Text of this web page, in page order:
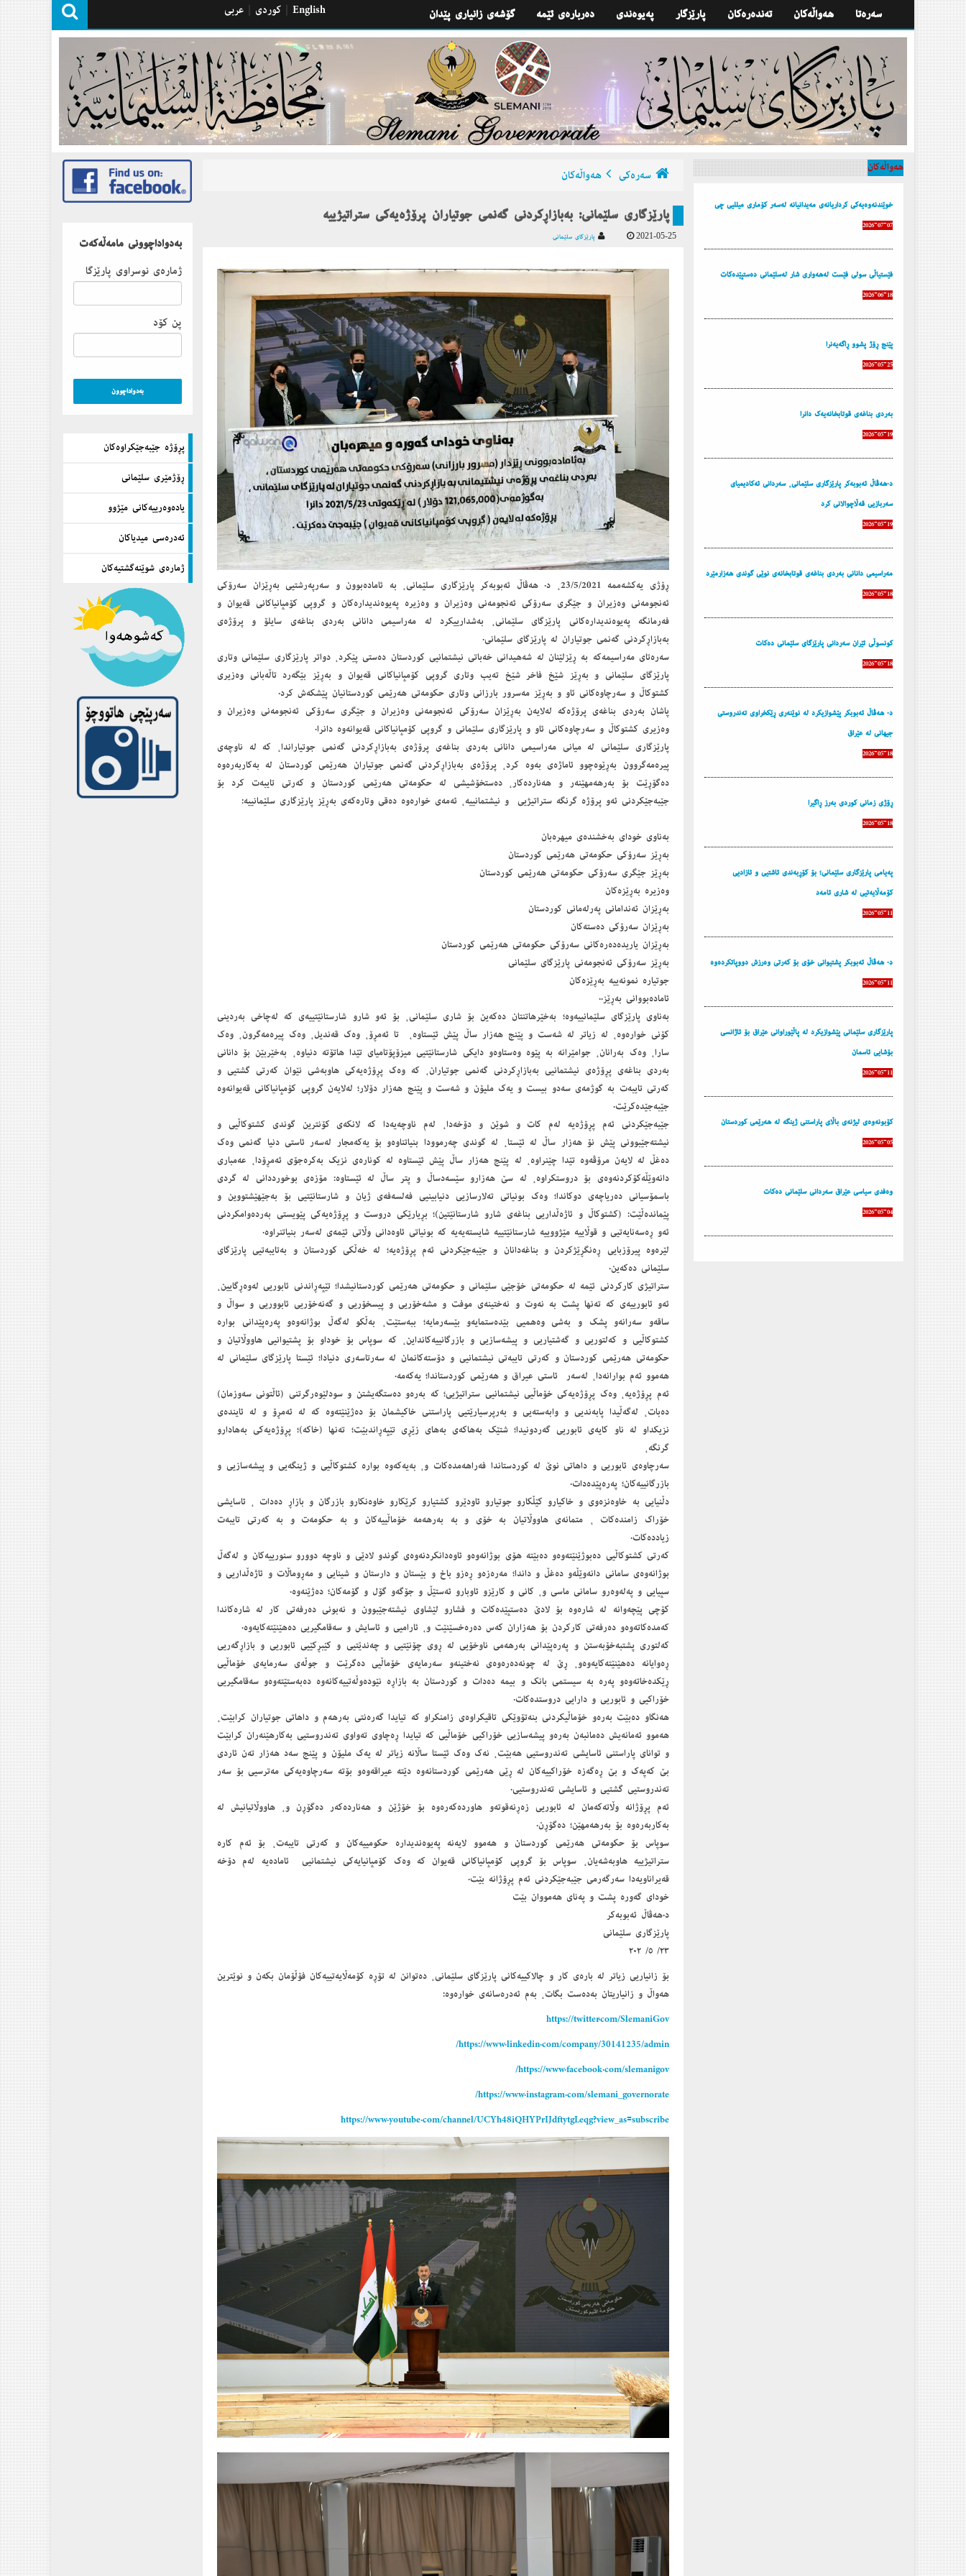
كوردی عربی English گۆشه‌ی زانیاری پێدان په‌یوه‌ندی پارێزگار تەندەرەكان هه‌واڵه‌كان سه‌ره‌تا
بەدواداچوونى مامەڵەكەت
ژمارەى نوسراوى پارێزگا
پن كۆد
پڕۆژه‌ جێبه‌جێكراوه‌كان
ڕۆژمێری سلێمانی
یاده‌وه‌رییه‌كانی مێژوو
ئه‌دره‌سی میدیاكان
ژماره‌ی شوێنه‌گشتیه‌كان
سه‌ره‌كی هه‌واڵه‌كان
پارێزگاری سلێمانی: بەبازاڕكردنی گەنمی جوتیاران پرۆژەیەكی ستراتیژییە
2021-05-25
ڕۆژی یەكشەممە 23/5/2021، د. هەڤاڵ ئەبوبەكر پارێزگاری سلێمانی، بە ئامادەبوون و سەرپەرشتیی بەڕێزان سەرۆكی
ئەنجومەنی وەزیران و جێگری سەرۆكی ئەنجومەنی وەزیران و وەزیرە پەیوەندیدارەكان و گروپی كۆمپانیاكانی قەیوان و
فەرمانگە پەیوەندیدارەكانی پارێزگای سلێمانی، بەشدارییكرد لە مەراسیمی دانانی بەردی بناغەی سایلۆ و پرۆژەی
بەبازاڕكردنی گەنمی جوتیاران لە پارێزگای سلێمانی.
سەرەتای مەراسیمەكە بە ڕێزلێنان لە شەهیدانی خەباتی نیشتمانیی كوردستان دەستی پێكرد، دواتر پارێزگاری سلێمانی وتاری
پارێزگای سلێمانی و بەڕێز شێخ فاخر شێخ تەیب وتاری گروپی كۆمپانیاكانی قەیوان و بەڕێز بێگەرد تاڵەبانی وەزیری
كشتوكاڵ و سەرچاوەكانی ئاو و بەڕێز مەسرور بارزانی وتاری حكومەتی هەرێمی كوردستانیان پێشكەش كرد.
پاشان بەردی بناغەی پرۆژەكە لەلایەن بەڕێزان سەرۆكی ئەنجومەنی وەزیران و جێگری سەرۆكی ئەنجومەنی وەزیران و
وەزیری كشتوكاڵ و سەرچاوەكانی ئاو و پارێزگاری سلێمانی و گروپی كۆمپانیاكانی قەیوانەوە دانرا.
پارێزگاری سلێمانی لە میانی مەراسیمی دانانی بەردی بناغەی پرۆژەی بەبازاڕكردنی گەنمی جوتیاراندا، كە لە ناوچەی
پیرەمەگروون بەڕێوەچوو ئاماژەی بەوە كرد، پرۆژەی بەبازاڕكردنی گەنمی جوتیاران هەرێمی كوردستان لە بەكاربەرەوە
دەگۆڕێت بۆ بەرهەمهێنەر ‌و هەناردەكار، دەستخۆشیشی لە حكومەتی هەرێمی كوردستان ‌و كەرتی تایبەت كرد بۆ
جێبەجێكردنی ئەو پرۆژە گرنگە ستراتیژیی ‌و نیشتمانییە، ئەمەی خوارەوە دەقی وتارەكەی بەڕێز پارێزگاری سلێمانییە:
بەناوی خودای بەخشندەی میهرەبان
بەڕێز سەرۆكی حكومەتی هەرێمی كوردستان
بەڕێز جێگری سەرۆكی حكومەتی هەرێمی كوردستان
وەزیرە بەڕێزەكان
بەڕێزان ئەندامانی پەرلەمانی كوردستان
بەڕێزان سەرۆكی دەستەكان
بەڕێزان یاریدەدەرەكانی سەرۆكی حكومەتی هەرێمی كوردستان
بەڕێز سەرۆكی ئەنجومەنی پارێزگای سلێمانی
جوتیارە نمونەییە بەڕێزەكان
ئامادەبووانی بەڕێز..
‎بەناوی پارێزگای سلێمانییەوە؛ بەخێرهاتنتان دەكەین بۆ شاری سلێمانی، بۆ ئەو شارو شارستانێتییەی كە لەچاخی بەردینی
كۆنی خوارەوە، لە زیاتر لە شەست و پێنج هەزار ساڵ پێش ئێستاوە، تا ئەمڕۆ، وەك قەندیل، وەك پیرەمەگرون، وەك
سارا، وەك بەرانان، جوامێرانە بە پێوە وەستاوەو دایكی شارستانێتیی میزۆپۆتامیای تێدا هاتۆتە دنیاوە، بەخێربێن بۆ دانانی
بەردی بناغەی پڕۆژەی نیشتمانیی بەبازاڕكردنی گەنمی جوتیاران، كە وەك پڕۆژەیەكی هاوبەشی نێوان كەرتی گشتیی و
كەرتی تایبەت بە گوژمەی سەدو بیست و یەك ملیۆن و شەست و پێنج هەزار دۆلار؛ لەلایەن گروپی كۆمپانیاكانی قەیوانەوە
جێبەجێدەكرێت.
جێبەجێكردنی ئەم پڕۆژەیە لەم كات و شوێن و دۆخەدا، لەم ناوچەیەدا كە لانكەی كۆنترین گوندی كشتوكاڵیی و
نیشتەجێبوونی پێش نۆ هەزار ساڵ لە ئێستا، لە گوندی چەرموودا بنیاتناوەو بۆ یەكەمجار لەسەر ئاستی دنیا گەنمی وەك
دەغڵ لە لایەن مرۆڤەوە تێدا چێنراوە، لە پێنج هەزار ساڵ پێش ئێستاوە لە كونارەی نزیك بەكرەجۆی ئەمڕۆدا، عەمباری
دانەوێڵەكۆكردنەوەی بۆ دروستكراوە، لە سێ هەزارو سێسەدساڵ‌ و پتر ساڵ لە ئێستاوە: مۆزەی بوخورددانی لە گردی
باسمۆسیانی دەریاچەی دوكاندا؛ وەك بونیاتی تەلارسازیی دنیابینیی فەلسەفەی ژیان و شارستانێتیی بۆ بەجێهێشتووین و
پێماندەڵێت: (كشتوكاڵ و ئاژەڵداریی بناغەی شارو شارستانێتین)؛ بڕیارێكی دروست و پڕۆژەیەكی پێویستی بەردەوامكردنی
ئەو ڕەسەنایەتیی و قوڵاییە مێژووییە شارستانێتییە شایستەیەیە كە بونیاتی ئاوەدانی وڵاتی ئێمەی لەسەر بنیاتنراوە.
‎لێرەوە پیرۆزبایی ڕەنگڕێژكردن و بناغەدانان و جێبەجێكردنی ئەم پڕۆژەیە؛ لە خەڵكی كوردستان و بەتایبەتیی پارێزگای
سلێمانی دەكەین.
‎ستراتیژی كاركردنی ئێمە لە حكومەتی خۆجێی سلێمانی و حكومەتی هەرێمی كوردستانیشدا؛ تێپەڕاندنی ئابوریی لەوەڕگایین،
ئەو ئابورییەی كە تەنها پشت بە نەوت و نەختینەی موفت و مشەخۆریی و پیسخۆریی و گەنەخۆریی ئابووریی و سواڵ و
ساقەو سەرانەو پشك و بەشی وەهمیی بێدەستمایەو بێسەرمایە؛ ببەستێت، بەڵكو لەگەڵ بوژانەوەو پەرەپێدانی بوارە
كشتوكاڵیی و كەلتوریی و گەشتیاریی و پیشەسازیی و بازرگانییەكانداین، كە سوپاس بۆ خوداو بۆ پشتیوانیی هاووڵاتیان و
حكومەتی هەرێمی كوردستان و كەرتی تایبەتی نیشتمانیی و دۆستەكانمان لە سەرتاسەری دنیادا؛ ئێستا پارێزگای سلێمانی لە
هەموو ئەم بوارانەدا، لەسەر ‌ ئاستی عیراق و هەرێمی كوردستاندا؛ یەكەمە.
‎ئەم پڕۆژەیە، وەك پڕۆژەیەكی خۆماڵیی نیشتمانیی ستراتیژیی؛ كە بەرەو دەستگەیشتن و سودلێوەرگرتنی (ئاڵتونی سەوزمان)
دەبات، لەگەڵیدا پابەندیی و وابەستەیی و بەرپرسیارێتیی پاراستنی خاكیشمان بۆ دەژێنێتەوە كە لە ئەمڕۆ و لە ئایندەی
نزیكداو لە ناو كایەی ئابوریی گەردونیدا؛ شتێك بەهاكەی بەهای زێڕی تێپەڕاندبێت؛ تەنها (خاكە)؛ پڕۆژەیەكی بەهادارو
گرنگە،
‎سەرچاوەی ئابوریی و داهاتی نوێ لە كوردستاندا فەراهەمدەكات و، بەیەكەوە بوارە كشتوكاڵیی و ژینگەیی و پیشەسازیی و
بازرگانییەكان؛ پەرەپێدەدات.
‎دڵنیایی به خاوەنزەوی و خاكیارو كێڵكارو جوتیارو ئاودێرو كشتیارو كرێكارو خاوەنكارو بازرگان و بازاڕ دەدات ، ئاسایشی
خۆراك زامندەكات ، متمانەی هاووڵاتیان بە خۆی و بە بەرهەمە خۆماڵییەكان و بە حكومەت و بە كەرتی تایبەت
زیاددەكات.
‎كەرتی كشتوكاڵیی دەبوژێنێتەوەو دەبێتە هۆی بوژانەوەو ئاوەدانكردنەوەی گوندو لادێی و ناوچە دوورو سنورییەكان و لەگەڵ
بوژانەوەی سامانی دانەوێڵەو دەغڵ و داندا؛ مەرەزەو ڕەزو باخ و بێستان و دارستان و شینایی و مەڕوماڵات و ئاژەڵداریی و
سپیایی و پەلەوەرو سامانی ماسی و، كانی و كارێزو ئاوبارو ئەستێڵ و جۆگەو گۆل و گۆمەكان؛ دەژێنەوە.
‎كۆچی پێچەوانە لە شارەوە بۆ لادێ دەستپێدەكات و فشارو لێشاوی نیشتەجێبوون و نەبونی دەرفەتی كار لە شارەكاندا
كەمدەكاتەوەو دەرفەتی كاركردن بۆ هەزاران كەس دەرەخسێنێت و، ئارامیی و ئاسایش و سەقامگیریی دەهێنێتەكایەوە.
‎كەلتوری پشتبەخۆبەستن و پەرەپێدانی بەرهەمی ناوخۆیی لە ڕوی چۆنێتیی و چەندێتیی و كێبڕكێیی ئابوریی و بازاڕگەریی
ڕەوایانە دەهێنێتەكایەوەو، ڕێ لە چونەدەرەوەی نەختینەو سەرمایەی خۆماڵیی دەگرێت و جوڵەی سەرمایەی خۆماڵیی
ڕێكدەخاتەوەو پەرە بە سیستمی بانك و بیمە دەدات و كوردستان بە بازاڕە نێودەوڵەتییەكانەوە دەبەستێتەوەو سەقامگیریی
خۆراكیی و ئابوریی و دارایی دروستدەكات.
‎هەنگاو دەبێت بەرەو خۆماڵیكردنی بنەتۆوێكی تاقیكراوەی زامنكراو كە تیایدا گەرەنتی بەرهەم و داهاتی جوتیاران كرابێت،
هەموو ئەمانەیش دەمانبەن بەرەو پیشەسازیی خۆراكیی خۆماڵیی كە تیایدا ڕەچاوی تەواوی تەندروستیی بەكارهێنەران كرابێت
و توانای پاراستنی ئاسایشی تەندروستیی هەبێت، نەك وەك ئێستا ساڵانە زیاتر لە یەك ملیۆن و پێنج سەد هەزار تەن ئاردی
بێ كەپەك و بێ ڕەگەزە خۆراكییەكان لە ڕێی هەرێمی كوردستانەوە دێتە عیراقەوەو بۆتە سەرچاوەیەكی مەترسیی بۆ سەر
تەندروستیی گشتیی و ئاسایشی تەندروستیی.
‎ئەم پڕۆژانە وڵاتەكەمان لە ئابوریی زەڕنەقوتەو هاوردەكەرەوە بۆ خۆژێن و هەناردەكەر دەگۆڕن و، هاووڵاتیانیش لە
بەكاربەرەوە بۆ بەرهەمهێن؛ دەگۆڕن.
‎سوپاس بۆ حكومەتی هەرێمی كوردستان و هەموو لایەنە پەیوەندیدارە حكومییەكان و كەرتی تایبەت، بۆ ئەم كارە
ستراتیژییە هاوبەشەیان، سوپاس بۆ گروپی كۆمپانیاكانی قەیوان كە وەك كۆمپانیایەكی نیشتمانیی ئامادەیە لەم دۆخە
قەیراناویەدا سەرگەرمی جێبەجێكردنی ئەم پڕۆژانە بێت.
‎خودای گەورە پشت و پەنای هەمووان بێت
د.هەڤاڵ ئەبوبەكر
پارێزگاری سلێمانی
٢٣/ ٥/ ٢٠٢
بۆ زانیاریی زیاتر لە بارەی كار ‌و چالاكییەكانی پارێزگای سلێمانی، دەتوانن لە تۆڕە كۆمەڵایەتییەكان فۆڵۆمان بكەن ‌و نوێترین
هەواڵ ‌و زانیاریتان بەدەست بگات، بەم ئەدرەسانەی خوارەوە:
https://twitter.com/SlemaniGov
https://www.linkedin.com/company/30141235/admin/
https://www.facebook.com/slemanigov/
https://www.instagram.com/slemani_governorate/
https://www.youtube.com/channel/UCYh48iQHYPrIJdftytgLeqg?view_as=subscribe
هه‌واڵه‌كان
خوێندنەوەیەكی كرداریانەی مەیدانیانە لەسەر كۆماری میللیی چی
2026-07-07
فێستیاڵی سولی فێست لەهەواری شار لەسلێمانی دەستپێدەكات
2026-06-18
پێنج ڕۆژ پشوو ڕاگه‌یه‌نرا
2026-05-25
به‌ردی بناغه‌ی قوتابخانه‌یه‌ك دانرا
2026-05-19
د.هەڤاڵ ئەبوبەکر پارێزگاری سلێمانی، سەردانی ئەکادیمیای
سەربازیی قەڵاچوالانی کرد
2026-05-19
مه‌راسیمی دانانی به‌ردی بناغه‌ی قوتابخانه‌ی نوێی گوندی هه‌زارمێرد
2026-05-18
كونسوڵی ئێران سه‌ردانی پارێزگای سلێمانی ده‌كات
2026-05-18
د. هه‌ڤاڵ ئه‌بوبكر پێشوازیكرد له‌ نوێنه‌ری ڕێكخراوی ته‌ندروستی
جیهانی له‌ عێراق
2026-05-18
ڕۆژی زمانی كوردی به‌رز ڕاگیرا
2026-05-18
پەیامی پارێزگاری سلێمانی؛ بۆ کۆڕبەندی ئاشتیی و ئازادیی
کۆمەڵایەتیی لە شاری ئامەد
2026-05-11
د. هه‌ڤاڵ ئه‌بوبكر پشتیوانی خۆی بۆ كه‌رتی وه‌رزش دووپاتكرده‌وه‌
2026-05-11
پارێزگاری سلێمانی پێشوازیكرد له‌ پاڵێوراوانی عێراق بۆ ئاژانسی
بۆشایی ئاسمان
2026-05-11
كۆبونه‌وه‌ی لیژنه‌ی باڵای پاراستنی ژینگه‌ له‌ هه‌رێمی كوردستان
2026-05-05
وه‌فدی سیاسی عێراق سه‌ردانی سلێمانی ده‌كات
2026-05-04